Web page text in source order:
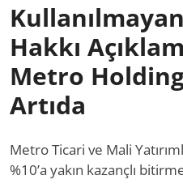
Hakkı
Metro
Artıda
Metro Ticari ve Mali
%10’a yakın kazançlı